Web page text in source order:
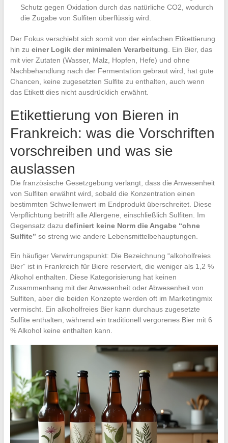
Schutz gegen Oxidation durch das natürliche CO2, wodurch
die Zugabe von Sulfiten überflüssig wird.
Der Fokus verschiebt sich somit von der einfachen Etikettierung
hin zu einer Logik der minimalen Verarbeitung . Ein Bier, das
mit vier Zutaten (Wasser, Malz, Hopfen, Hefe) und ohne
Nachbehandlung nach der Fermentation gebraut wird, hat gute
Chancen, keine zugesetzten Sulfite zu enthalten, auch wenn
das Etikett dies nicht ausdrücklich erwähnt.
Etikettierung von Bieren in
Frankreich: was die Vorschriften
vorschreiben und was sie
auslassen
Die französische Gesetzgebung verlangt, dass die Anwesenheit
von Sulfiten erwähnt wird, sobald die Konzentration einen
bestimmten Schwellenwert im Endprodukt überschreitet. Diese
Verpflichtung betrifft alle Allergene, einschließlich Sulfiten. Im
Gegensatz dazu definiert keine Norm die Angabe “ohne
Sulfite” so streng wie andere Lebensmittelbehauptungen.
Ein häufiger Verwirrungspunkt: Die Bezeichnung “alkoholfreies
Bier” ist in Frankreich für Biere reserviert, die weniger als 1,2 %
Alkohol enthalten. Diese Kategorisierung hat keinen
Zusammenhang mit der Anwesenheit oder Abwesenheit von
Sulfiten, aber die beiden Konzepte werden oft im Marketingmix
vermischt. Ein alkoholfreies Bier kann durchaus zugesetzte
Sulfite enthalten, während ein traditionell vergorenes Bier mit 6
% Alkohol keine enthalten kann.